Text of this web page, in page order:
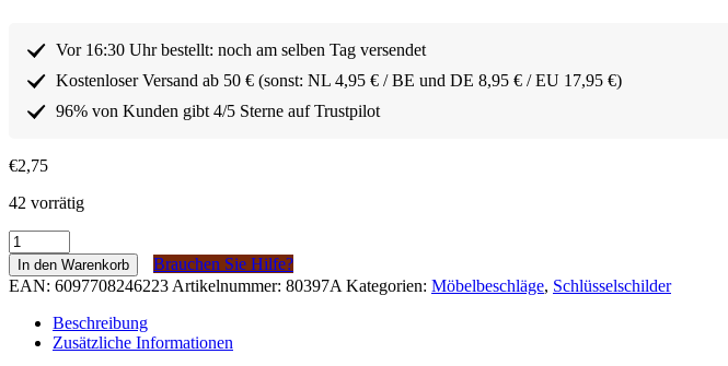
Vor 16:30 Uhr bestellt: noch am selben Tag versendet
Kostenloser Versand ab 50 € (sonst: NL 4,95 € / BE und DE 8,95 € / EU 17,95 €)
96% von Kunden gibt 4/5 Sterne auf Trustpilot
€2,75
42 vorrätig
Sleutelplaat
Brons
Antiek
horizontaal
100mm
Menge
In den Warenkorb
Brauchen Sie Hilfe?
EAN: 6097708246223 Artikelnummer: 80397A Kategorien: Möbelbeschläge, Schlüsselschilder
Beschreibung
Zusätzliche Informationen